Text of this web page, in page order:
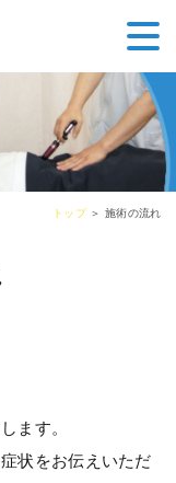
トップ＞ 施術の流れ
ます。
状をお伝えいただ